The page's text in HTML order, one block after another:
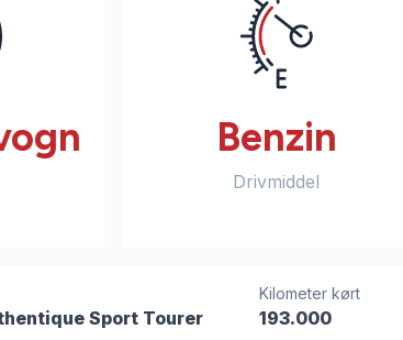
Benzin
Drivmiddel
Sport Tourer
Kilometer kørt
193.000